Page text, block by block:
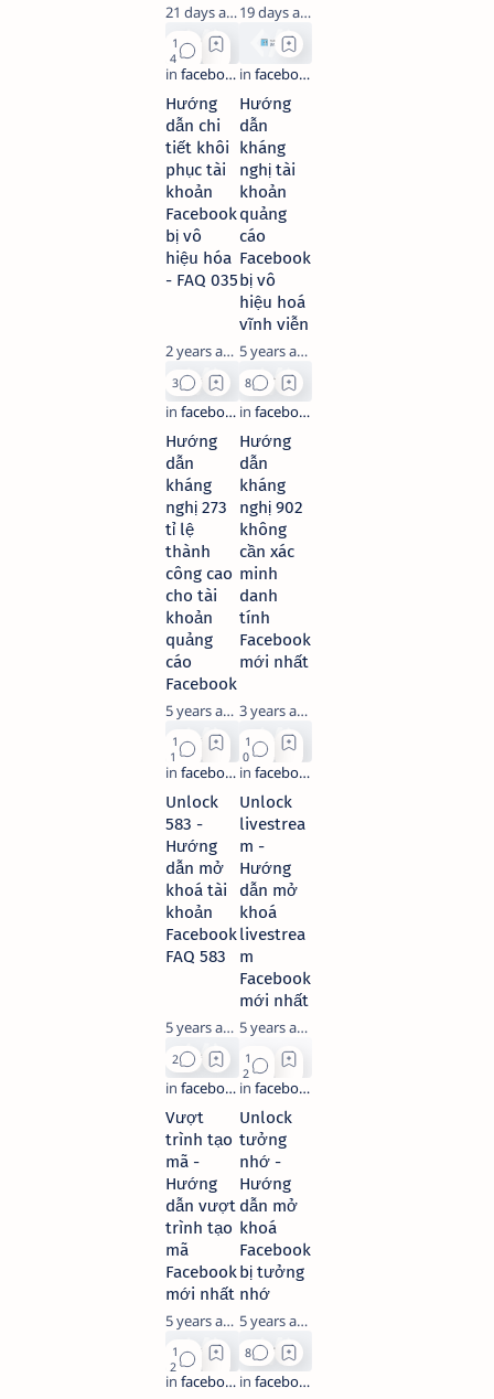
21 days ago
19 days ago
Hướng
dẫn chi
tiết khôi
phục tài
khoản
Facebook
bị vô
hiệu hóa
- FAQ 035
2 years ago
Hướng
dẫn
kháng
nghị tài
khoản
quảng
cáo
Facebook
bị vô
hiệu hoá
vĩnh viễn
5 years ago
Hướng
dẫn
kháng
nghị 273
tỉ lệ
thành
công cao
cho tài
khoản
quảng
cáo
Facebook
5 years ago
Hướng
dẫn
kháng
nghị 902
không
cần xác
minh
danh
tính
Facebook
mới nhất
3 years ago
Unlock
583 -
Hướng
dẫn mở
khoá tài
khoản
Facebook
FAQ 583
5 years ago
Unlock
livestrea
m -
Hướng
dẫn mở
khoá
livestrea
m
Facebook
mới nhất
5 years ago
Vượt
trình tạo
mã -
Hướng
dẫn vượt
trình tạo
mã
Facebook
mới nhất
5 years ago
Unlock
tưởng
nhớ -
Hướng
dẫn mở
khoá
Facebook
bị tưởng
nhớ
5 years ago